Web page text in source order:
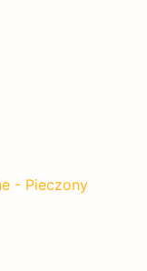
- Pieczony